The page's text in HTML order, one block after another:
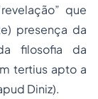
que
presença da
filosofia da
tertius apto a
Diniz).